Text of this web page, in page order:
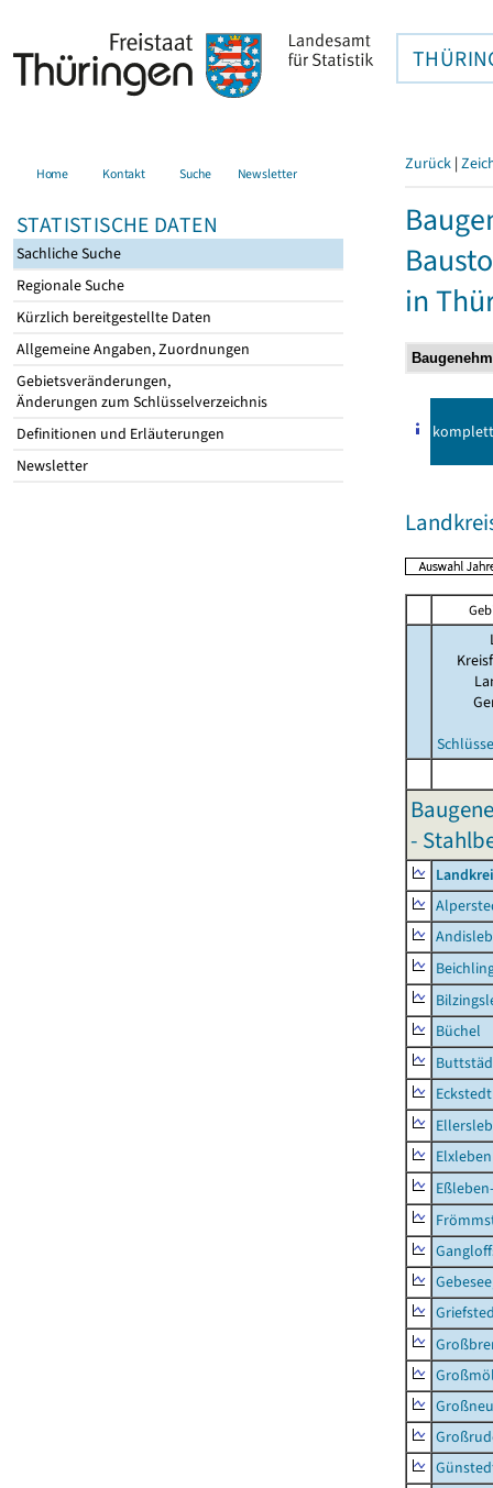
Home Kontakt Suche Newsletter
STATISTISCHE DATEN
Sachliche Suche
Regionale Suche
Kürzlich bereitgestellte Daten
Allgemeine Angaben, Zuordnungen
Gebietsveränderungen,
Änderungen zum Schlüsselverzeichnis
Definitionen und Erläuterungen
Newsletter
Zurück |
in
komplett
-
Büchel
Eckstedt
Elxleben